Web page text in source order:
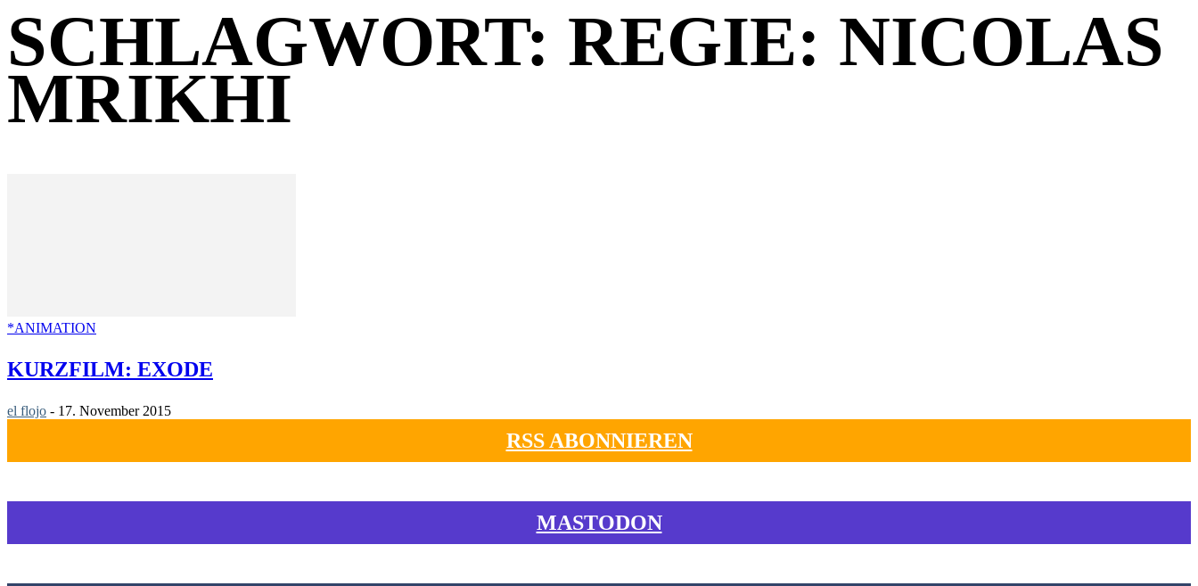
SCHLAGWORT: REGIE: NICOLAS
MRIKHI
*ANIMATION
KURZFILM: EXODE
el flojo - 17. November 2015
RSS ABONNIEREN
MASTODON